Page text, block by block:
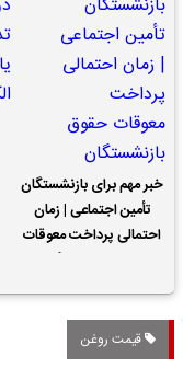
خبر مهم برای بازنشستگان
تأمین اجتماعی | زمان
احتمالی پرداخت معوقات
قیمت روغن